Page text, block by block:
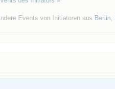
Events von Initiatoren aus Berlin,